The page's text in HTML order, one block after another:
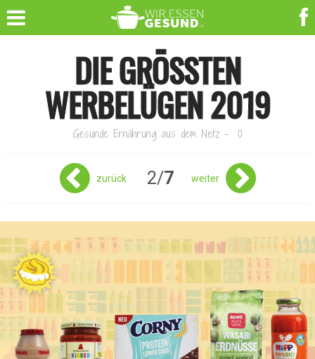
DIE GRÖSSTEN W
ERBELÜGEN 2019
Gesunde Ernährung aus dem Netz - 0
zurück 2/7 weiter